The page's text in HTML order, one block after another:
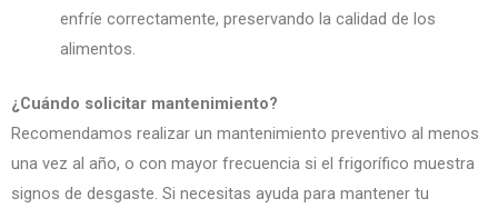
enfríe correctamente, preservando la calidad de los
alimentos.
¿Cuándo solicitar mantenimiento?
Recomendamos realizar un mantenimiento preventivo al menos
una vez al año, o con mayor frecuencia si el frigorífico muestra
signos de desgaste. Si necesitas ayuda para mantener tu